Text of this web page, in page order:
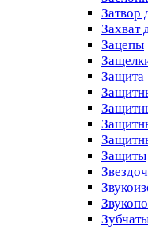
Затвор
Захват
Зацепы
Защита
Защиты